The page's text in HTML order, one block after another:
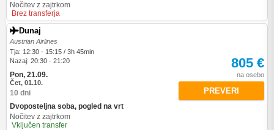
Nočitev z zajtrkom
Brez transferja
Dunaj
Austrian Airlines
Tja: 12:30 - 15:15 / 3h 45min
Nazaj: 20:30 - 21:20
Pon, 21.09.
Čet, 01.10.
10 dni
Dvoposteljna soba, pogled na vrt
Nočitev z zajtrkom
Vključen transfer
805 €
na osebo
PREVERI